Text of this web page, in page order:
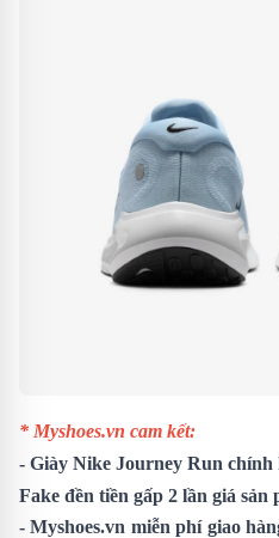
* Myshoes.vn cam kết:
- Giày Nike Journey Run chính
Fake đền tiền gấp 2 lần giá sản
- Myshoes.vn miễn phí giao